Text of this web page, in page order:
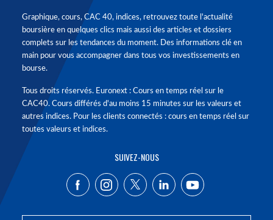
Graphique, cours, CAC 40, indices, retrouvez toute l'actualité
boursière en quelques clics mais aussi des articles et dossiers
complets sur les tendances du moment. Des informations clé en
main pour vous accompagner dans tous vos investissements en
bourse.
Tous droits réservés. Euronext : Cours en temps réel sur le
CAC40. Cours différés d'au moins 15 minutes sur les valeurs et
autres indices. Pour les clients connectés : cours en temps réel sur
toutes valeurs et indices.
SUIVEZ-NOUS